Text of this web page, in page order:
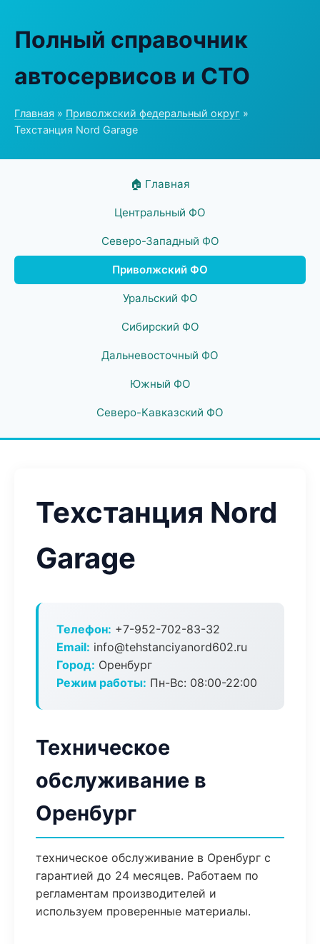
Полный справочник
автосервисов и СТО
Главная » Приволжский федеральный округ »
Техстанция Nord Garage
🏠 Главная
Центральный ФО
Северо-Западный ФО
Приволжский ФО
Уральский ФО
Сибирский ФО
Дальневосточный ФО
Южный ФО
Северо-Кавказский ФО
Техстанция Nord
Garage
Телефон: +7-952-702-83-32
Email: info@tehstanciyanord602.ru
Город: Оренбург
Режим работы: Пн-Вс: 08:00-22:00
Техническое
обслуживание в
Оренбург
техническое обслуживание в Оренбург с
гарантией до 24 месяцев. Работаем по
регламентам производителей и
используем проверенные материалы.